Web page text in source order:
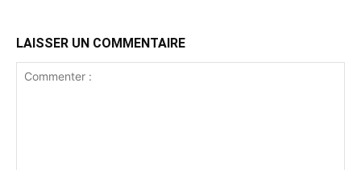
LAISSER UN COMMENTAIRE